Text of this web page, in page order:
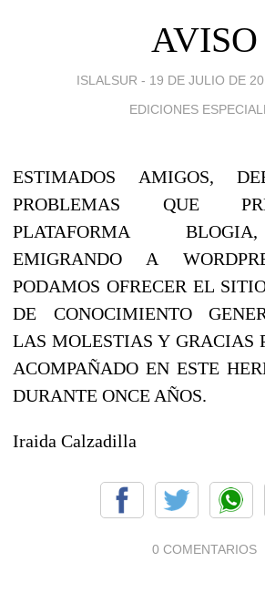
AVISO
ISLALSUR - 19 DE JULIO DE
EDICIONES
ESTIMADOS AMIGOS,
PROBLEMAS QUE
PLATAFORMA
EMIGRANDO A
PODAMOS OFRECER EL
DE CONOCIMIENTO
LAS MOLESTIAS Y GRACIAS
ACOMPAÑADO EN ESTE
DURANTE ONCE AÑOS.
Iraida Calzadilla
0 COMENTARIOS